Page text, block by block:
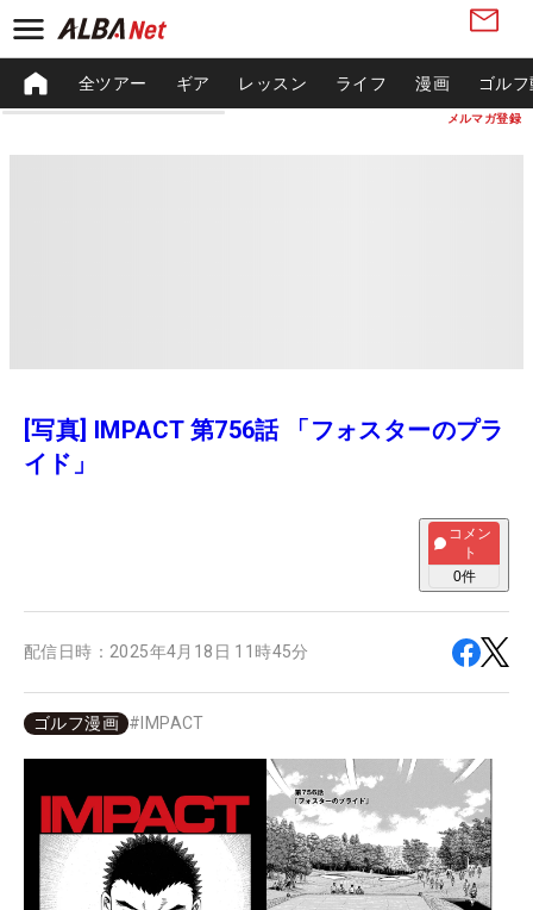
メルマガ登録
全ツアー ギア レッスン ライフ 漫画 ゴル
[写真] IMPACT 第756話 「フォスターのプラ
イド」
コメン
ト
0件
配信日時： 2025年4月18日 11時45分
ゴルフ漫画 # IMPACT